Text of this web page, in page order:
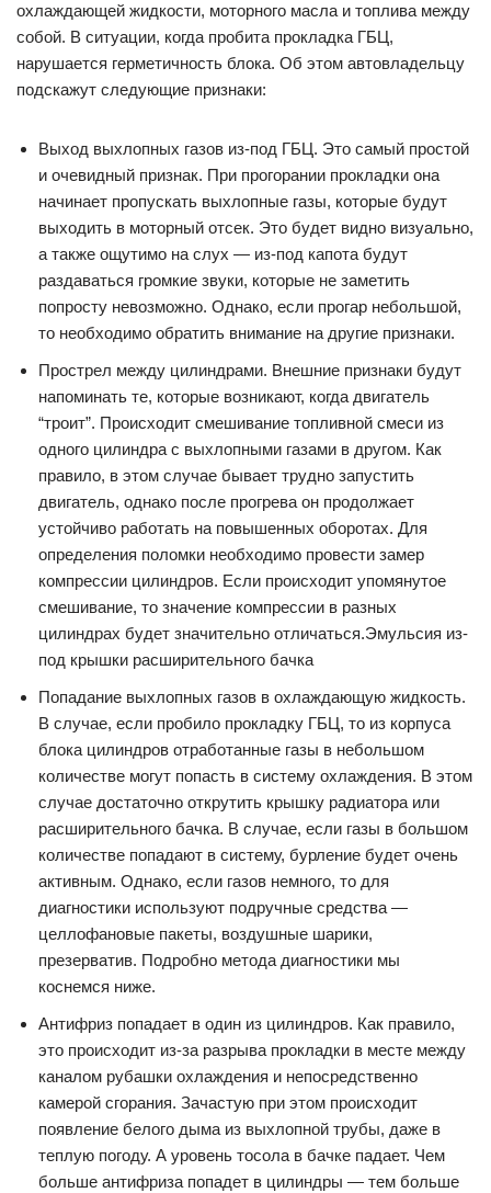
охлаждающей жидкости, моторного масла и топлива между
собой. В ситуации, когда пробита прокладка ГБЦ,
нарушается герметичность блока. Об этом автовладельцу
подскажут следующие признаки:
Выход выхлопных газов из-под ГБЦ. Это самый простой
и очевидный признак. При прогорании прокладки она
начинает пропускать выхлопные газы, которые будут
выходить в моторный отсек. Это будет видно визуально,
а также ощутимо на слух — из-под капота будут
раздаваться громкие звуки, которые не заметить
попросту невозможно. Однако, если прогар небольшой,
то необходимо обратить внимание на другие признаки.
Прострел между цилиндрами. Внешние признаки будут
напоминать те, которые возникают, когда двигатель
“троит”. Происходит смешивание топливной смеси из
одного цилиндра с выхлопными газами в другом. Как
правило, в этом случае бывает трудно запустить
двигатель, однако после прогрева он продолжает
устойчиво работать на повышенных оборотах. Для
определения поломки необходимо провести замер
компрессии цилиндров. Если происходит упомянутое
смешивание, то значение компрессии в разных
цилиндрах будет значительно отличаться.Эмульсия из-
под крышки расширительного бачка
Попадание выхлопных газов в охлаждающую жидкость.
В случае, если пробило прокладку ГБЦ, то из корпуса
блока цилиндров отработанные газы в небольшом
количестве могут попасть в систему охлаждения. В этом
случае достаточно открутить крышку радиатора или
расширительного бачка. В случае, если газы в большом
количестве попадают в систему, бурление будет очень
активным. Однако, если газов немного, то для
диагностики используют подручные средства —
целлофановые пакеты, воздушные шарики,
презерватив. Подробно метода диагностики мы
коснемся ниже.
Антифриз попадает в один из цилиндров. Как правило,
это происходит из-за разрыва прокладки в месте между
каналом рубашки охлаждения и непосредственно
камерой сгорания. Зачастую при этом происходит
появление белого дыма из выхлопной трубы, даже в
теплую погоду. А уровень тосола в бачке падает. Чем
больше антифриза попадет в цилиндры — тем больше